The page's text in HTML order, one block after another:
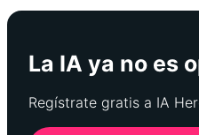
La IA ya no es
Regístrate gratis a IA